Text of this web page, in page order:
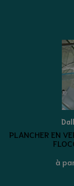
PLANCHER EN
à